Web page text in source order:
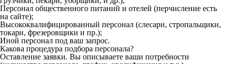
Персонал общественного питаний и отелей (перчисление есть
на сайте);
Высококвалифицированный персонал (слесари, стропальщики,
токари, фрезеровщики и пр.);
Иной персонал под ваш запрос.
Какова процедура подбора персонала?
Оставление заявки. Вы описываете ваши потребности